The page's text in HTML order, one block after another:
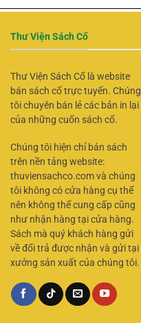
Thư Viện Sách Cổ
Thư Viện Sách Cổ là website
bán sách cổ trực tuyến. Chúng
tôi chuyên bán lẻ các bản in lại
của những cuốn sách cổ.
Chúng tôi hiện chỉ bán sách
trên nền tảng website:
thuviensachco.com và chúng
tôi không có cửa hàng cụ thể
nên không thể cung cấp cũng
như nhận hàng tại cửa hàng.
Sách mà quý khách hàng gửi
về đổi trả được nhận và gửi tại
xưởng sản xuất của chúng tôi.